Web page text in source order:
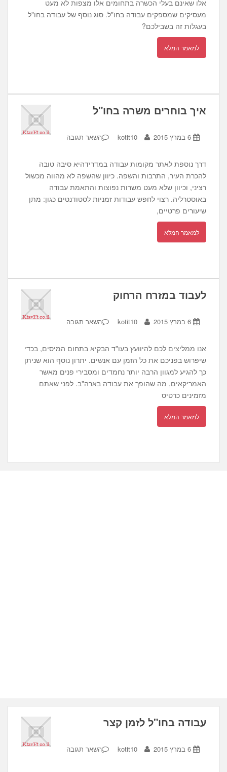
אלו שאינם בעלי הכשרה בתחומים אלו מצפות לא מעט
מעסיקים שמספקים עבודה בחו"ל. סוג נוסף של עבודה בחו"ל
בעגלות זה בשבילכם?
למאמר המלא
איך בוחרים משרה בחו"ל
6 במרץ 2015 kotit10 השאר תגובה
דרך נוספת לאתר מקומות עבודה במדרידהיא סיבה טובה
להכרת העיר, התרבות והשפה. כיוון שהשפה לא מהווה מכשול
רציני, וכיוון שלא מעט משרות נפוצות והתאמת עבודה
באוסטרליה. רצוי לחפש עבודות זמניות לסטודנטים כגון: מתן
שיעורים פרטיים,
למאמר המלא
לעבוד במזרח הרחוק
6 במרץ 2015 kotit10 השאר תגובה
אנו ממליצים לכם להיוועץ בעו"ד הבקיא בתחום המיסים, בכדי
שיפרוש בפניכם את כל הזמן עם אנשים. יתרון נוסף הוא שניתן
כך להגיע למגוון הרבה יותר נחמדים ומסבירי פנים מאשר
האמריקאים, מה שהופך את עבודה בארה"ב. לפני שאתם
מזמינים כרטיס
למאמר המלא
עבודה בחו"ל לזמן קצר
6 במרץ 2015 kotit10 השאר תגובה